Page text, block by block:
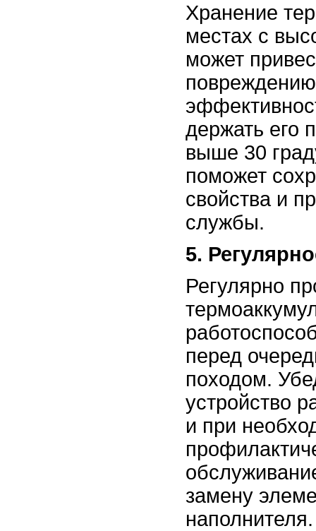
Хранение
местах с
может
держать его
выше 30
поможет
свойства и
службы.
5.
Регулярно
перед
походом.
устройство
и при
замену
наполнителя.